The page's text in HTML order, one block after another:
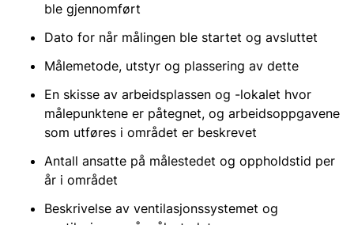
ble gjennomført
Dato for når målingen ble startet og avsluttet
Målemetode, utstyr og plassering av dette
En skisse av arbeidsplassen og -lokalet hvor
målepunktene er påtegnet, og arbeidsoppgavene
som utføres i området er beskrevet
Antall ansatte på målestedet og oppholdstid per
år i området
Beskrivelse av ventilasjonssystemet og